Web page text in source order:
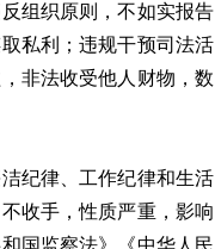
组织原则，不如实报告
私利；违规干预司法活
非法收受他人财物，数
纪律、工作纪律和生活
收手，性质严重，影响
国监察法》《中华人民